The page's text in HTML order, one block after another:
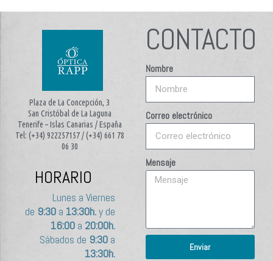
Plaza de La Concepción, 3
San Cristóbal de La Laguna
Tenerife – Islas Canarias / España
Tel: (+34) 922257157 / (+34) 661 78
06 30
HORARIO
Lunes a Viernes
de 9:30a 13:30h.y de
16:00a 20:00h.
Sábados de 9:30a
13:30h.
CONTACTO
Nombre
Correo electrónico
Mensaje
Enviar